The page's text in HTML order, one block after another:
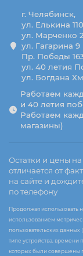
г. Челябинск,
ул. Елькина 110
ул. Марченко
ул. Гагарина 9
Пр. Победы
ул. 40 летия
ул. Богдана
Работаем
и 40 летия
Работаем
магазины)
Остатки и цены
отличается от
на сайте и
по телефону
Продолжая использовать
использованием
пользовательских
типе устройства, времени
которых были совершены